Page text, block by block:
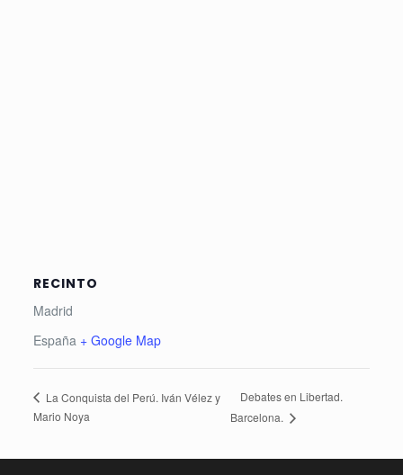
RECINTO
Madrid
España + Google Map
La Conquista del Perú. Iván Vélez y
Mario Noya
Debates en Libertad.
Barcelona.